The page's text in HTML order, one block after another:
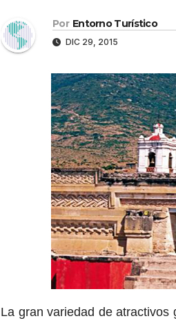
Por Entorno Turístico
DIC 29, 2015
La gran variedad de atractivos